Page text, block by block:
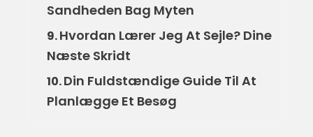
Sandheden Bag Myten
9.Hvordan Lærer Jeg At Sejle? Dine
Næste Skridt
10.Din Fuldstændige Guide Til At
Planlægge Et Besøg